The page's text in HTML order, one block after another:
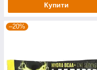
Купити
–20%